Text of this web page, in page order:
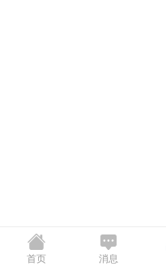
首页 消息